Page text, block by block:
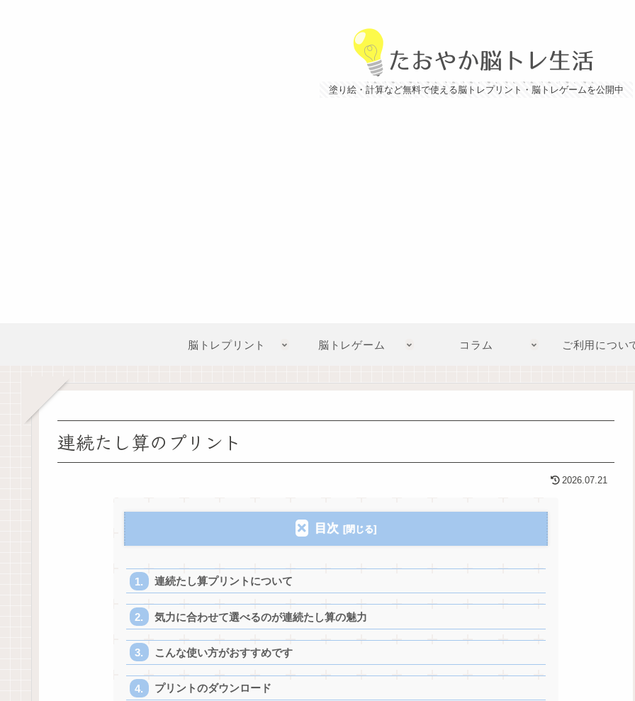
塗り絵・計算など無料で使える脳トレプリント・脳トレゲームを公開中
脳トレプリント 脳トレゲーム コラム ご利用につい
連続たし算のプリント
2026.07.21
目次
連続たし算プリントについて
気力に合わせて選べるのが連続たし算の魅力
こんな使い方がおすすめです
プリントのダウンロード